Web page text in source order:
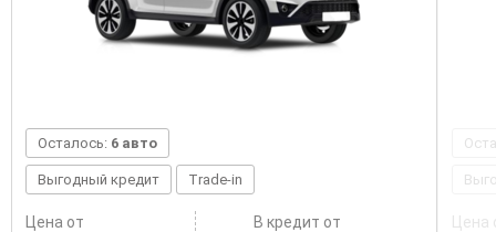
Осталось: 6 авто
Выгодный кредит Trade-in
Цена от В кредит от Цена